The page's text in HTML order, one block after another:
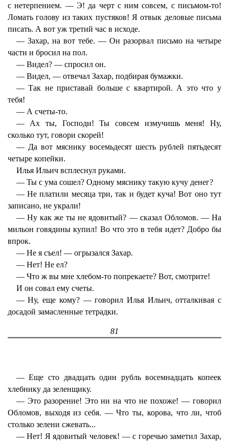
с нетерпением. — Э! да черт с ним совсем, с письмом-то!
Ломать голову из таких пустяков! Я отвык деловые письма
писать. А вот уж третий час в исходе.
— Захар, на вот тебе. — Он разорвал письмо на четыре
части и бросил на пол.
— Видел? — спросил он.
— Видел, — отвечал Захар, подбирая бумажки.
— Так не приставай больше с квартирой. А это что у
тебя!
— А счеты-то.
— Ах ты, Господи! Ты совсем измучишь меня! Ну,
сколько тут, говори скорей!
— Да вот мяснику восемьдесят шесть рублей пятьдесят
четыре копейки.
Илья Ильич всплеснул руками.
— Ты с ума сошел? Одному мяснику такую кучу денег?
— Не платили месяца три, так и будет куча! Вот оно тут
записано, не украли!
— Ну как же ты не ядовитый? — сказал Обломов. — На
мильон говядины купил! Во что это в тебя идет? Добро бы
впрок.
— Не я съел! — огрызался Захар.
— Нет! Не ел?
— Что ж вы мне хлебом-то попрекаете? Вот, смотрите!
И он совал ему счеты.
— Ну, еще кому? — говорил Илья Ильич, отталкивая с
досадой замасленные тетрадки.
81
— Еще сто двадцать один рубль восемнадцать копеек
хлебнику да зеленщику.
— Это разорение! Это ни на что не похоже! — говорил
Обломов, выходя из себя. — Что ты, корова, что ли, чтоб
столько зелени сжевать...
— Нет! Я ядовитый человек! — с горечью заметил Захар,